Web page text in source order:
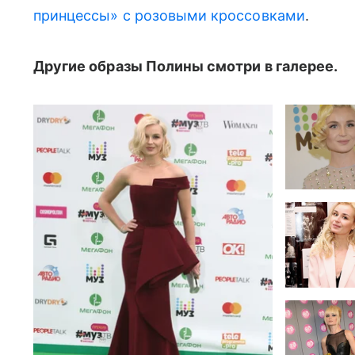
принцессы» с розовыми кроссовками.
Другие образы Полины смотри в галерее.